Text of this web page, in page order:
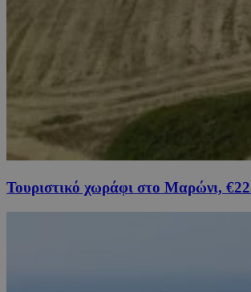
Τουριστικό χωράφι στο Μαρώνι,